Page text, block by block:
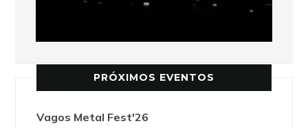
PRÓXIMOS EVENTOS
Vagos Metal Fest'26